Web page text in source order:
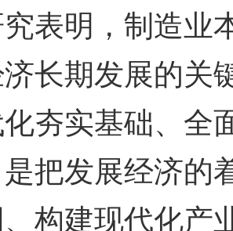
明，制造业
长期发展的关
夯实基础、全
把发展经济的
构建现代化产